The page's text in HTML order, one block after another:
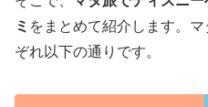
ミ をまとめて紹介します。
ぞれ以下の通りです。